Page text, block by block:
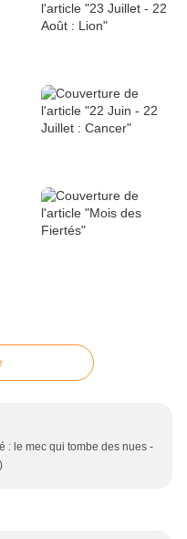
: le mec qui tombe des nues -